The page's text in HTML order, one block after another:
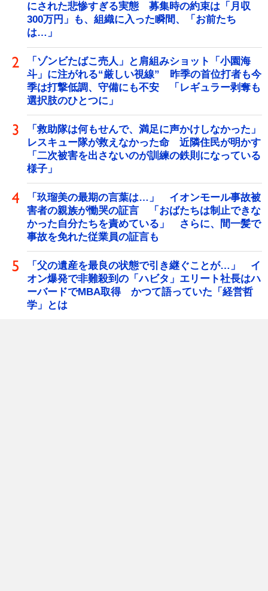
にされた悲惨すぎる実態 募集時の約束は「月収
300万円」も、組織に入った瞬間、「お前たち
は…」
「ゾンビたばこ売人」と肩組みショット「小園海
斗」に注がれる“厳しい視線” 昨季の首位打者も今
季は打撃低調、守備にも不安 「レギュラー剥奪も
選択肢のひとつに」
「救助隊は何もせんで、満足に声かけしなかった」
レスキュー隊が救えなかった命 近隣住民が明かす
「二次被害を出さないのが訓練の鉄則になっている
様子」
「玖瑠美の最期の言葉は…」 イオンモール事故被
害者の親族が慟哭の証言 「おばたちは制止できな
かった自分たちを責めている」 さらに、間一髪で
事故を免れた従業員の証言も
「父の遺産を最良の状態で引き継ぐことが…」 イ
オン爆発で非難殺到の「ハビタ」エリート社長はハ
ーバードでMBA取得 かつて語っていた「経営哲
学」とは